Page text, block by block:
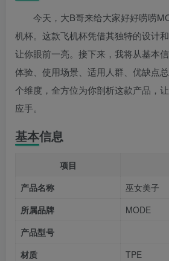
今天，大B哥来给大家好好唠唠
机杯。这款飞机杯凭借其独特的设计
让你眼前一亮。接下来，我将从基本
体验、使用场景、适用人群、优缺点
个维度，全方位为你剖析这款产品，
应手。
基本信息
项目
产品名称
巫女美子
所属品牌
MODE
产品型号
材质
TPE